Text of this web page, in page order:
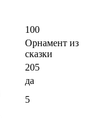
100
Орнамент из
сказки
205
да
5